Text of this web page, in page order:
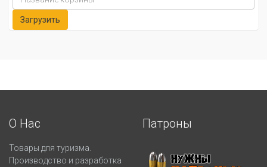
О Нас
Товары для туризма.
Производство и разработка
Патроны